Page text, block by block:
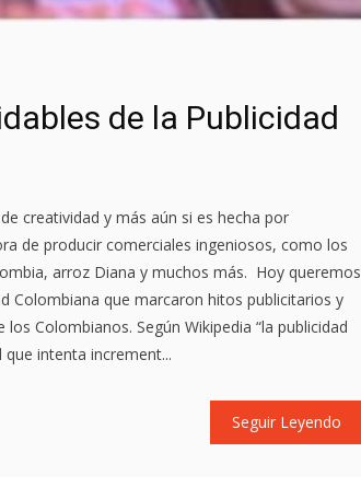
de la Publicidad
creatividad y más aún si es hecha por
de producir comerciales ingeniosos, como los
arroz Diana y muchos más. Hoy queremos
Colombiana que marcaron hitos publicitarios y
Colombianos. Según Wikipedia “la publicidad
intenta increment...
Seguir Leyendo